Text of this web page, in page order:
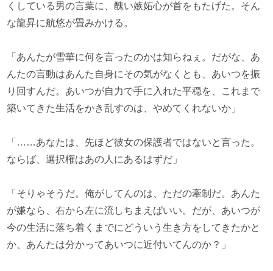
くしている男の言葉に、醜い嫉妬心が首をもたげた。そん
な龍昇に航悠が畳みかける。
「あんたが雪華に何を言ったのかは知らねぇ。だがな、あ
んたの言動はあんた自身にその気がなくとも、あいつを振
り回すんだ。あいつが自力で手に入れた平穏を、これまで
築いてきた生活をかき乱すのは、やめてくれないか」
「……あなたは、先ほど彼女の保護者ではないと言った。
ならば、選択権はあの人にあるはずだ」
「そりゃそうだ。俺がしてんのは、ただの牽制だ。あんた
が嫌なら、右から左に流しちまえばいい。だが、あいつが
今の生活に落ち着くまでにどういう生き方をしてきたかと
か、あんたは分かってあいつに近付いてんのか？」